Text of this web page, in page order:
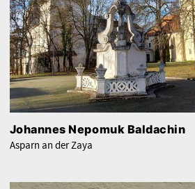
Johannes Nepomuk Baldachin
Asparn an der Zaya